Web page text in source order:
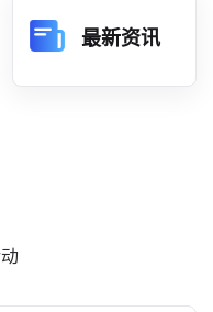
最新资讯